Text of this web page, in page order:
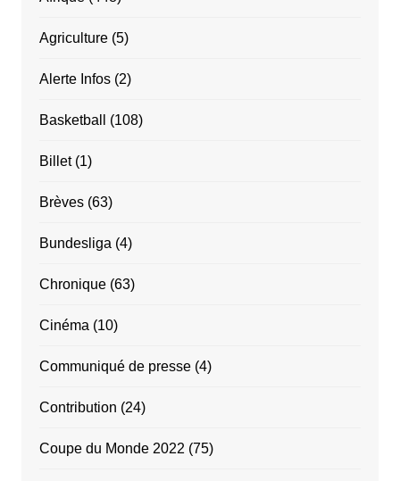
Agriculture(5)
Alerte Infos(2)
Basketball (108)
Billet(1)
Brèves(63)
Bundesliga (4)
Chronique(63)
Cinéma (10)
Communiqué de presse(4)
Contribution (24)
Coupe du Monde 2022 (75)